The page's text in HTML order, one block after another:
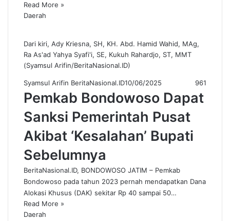
Read More »
Daerah
Dari kiri, Ady Kriesna, SH, KH. Abd. Hamid Wahid, MAg,
Ra As'ad Yahya Syafi'i, SE, Kukuh Rahardjo, ST, MMT
(Syamsul Arifin/BeritaNasional.ID)
Syamsul Arifin BeritaNasional.ID10/06/2025 961
Pemkab Bondowoso Dapat
Sanksi Pemerintah Pusat
Akibat ‘Kesalahan’ Bupati
Sebelumnya
BeritaNasional.ID, BONDOWOSO JATIM – Pemkab
Bondowoso pada tahun 2023 pernah mendapatkan Dana
Alokasi Khusus (DAK) sekitar Rp 40 sampai 50…
Read More »
Daerah